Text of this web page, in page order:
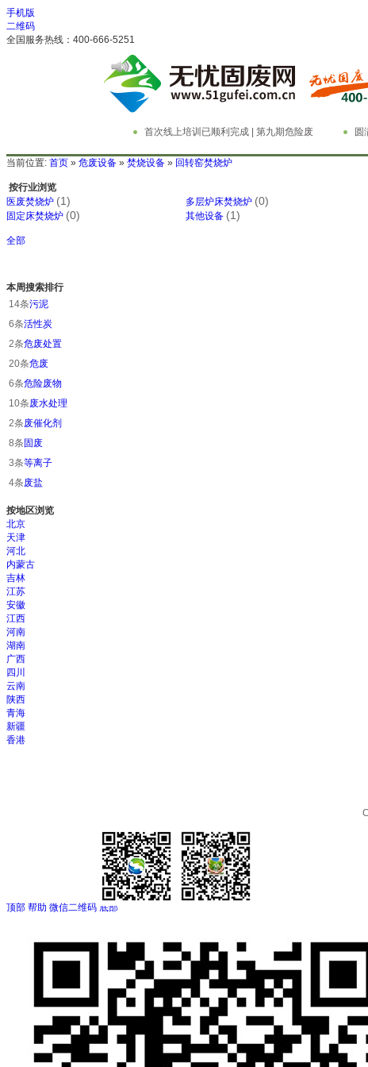
手机版
二维码
全国服务热线：400-666-5251
首次线上培训已顺利完成 | 第九期危险废
物管理与技术实务精英特训营
圆
务精
当前位置: 首页 » 危废设备 » 焚烧设备 » 回转窑焚烧炉
按行业浏览
医废焚烧炉 (1) 多层炉床焚烧炉 (0)
固定床焚烧炉 (0) 其他设备 (1)
全部
本周搜索排行
14条污泥
6条活性炭
2条危废处置
20条危废
6条危险废物
10条废水处理
2条废催化剂
8条 固废
3条等离子
4条废盐
按地区浏览
北京
天津
河北
内蒙古
吉林
江苏
安徽
江西
河南
湖南
广西
四川
云南
陕西
青海
新疆
香港
顶部 帮助 微信二维码 底部